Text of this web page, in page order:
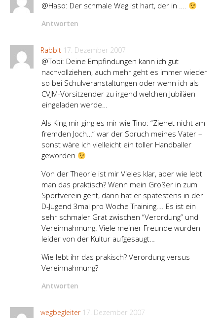
@Haso: Der schmale Weg ist hart, der in ….
Antworten
Rabbit 17. Dezember 2007
@Tobi: Deine Empfindungen kann ich gut
nachvollziehen, auch mehr geht es immer wieder
so bei Schulveranstaltungen oder wenn ich als
CVJM-Vorsitzender zu irgend welchen Jubiläen
eingeladen werde…
Als King mir ging es mir wie Tino: “Ziehet nicht am
fremden Joch…” war der Spruch meines Vater –
sonst wäre ich vielleicht ein toller Handballer
geworden
Von der Theorie ist mir Vieles klar, aber wie lebt
man das praktisch? Wenn mein Großer in zum
Sportverein geht, dann hat er spätestens in der
D-Jugend 3mal pro Woche Training…. Es ist ein
sehr schmaler Grat zwischen “Verordung” und
Vereinnahmung. Viele meiner Freunde wurden
leider von der Kultur aufgesaugt…
Wie lebt ihr das prakisch? Verordung versus
Vereinnahmung?
Antworten
wegbegleiter 17. Dezember 2007